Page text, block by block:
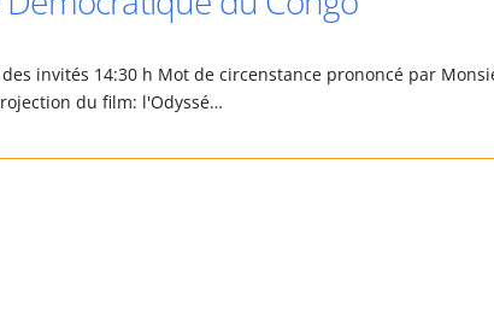
invités 14:30 h Mot de circenstance prononcé par
du film: l'Odyssé…